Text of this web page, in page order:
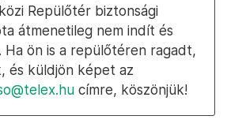
Repülőtér biztonsági
átmenetileg nem indít és
ön is a repülőtéren ragadt,
és küldjön képet az
címre, köszönjük!